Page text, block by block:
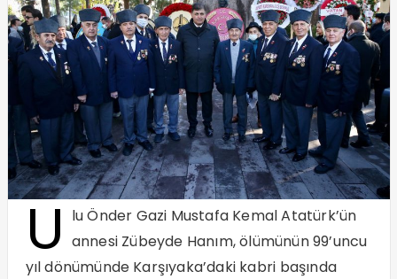
U
lu Önder Gazi Mustafa Kemal Atatürk’ün
annesi Zübeyde Hanım, ölümünün 99’uncu
yıl dönümünde Karşıyaka’daki kabri başında